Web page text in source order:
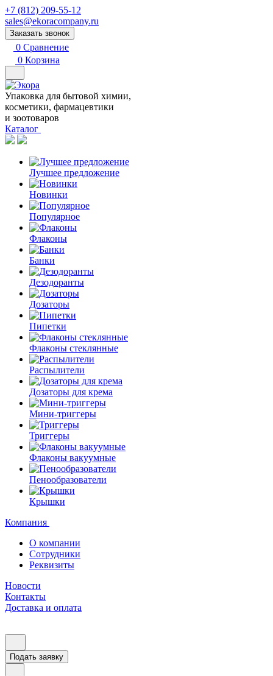
+7 (812) 209-55-12
sales@ekoracompany.ru
Заказать звонок
0 Сравнение
0 Корзина
Упаковка для бытовой химии,
косметики, фармацевтики
и зоотоваров
Каталог
Лучшее предложение
Новинки
Популярное
Флаконы
Банки
Дезодоранты
Дозаторы
Пипетки
Флаконы стеклянные
Распылители
Дозаторы для крема
Мини-триггеры
Триггеры
Флаконы вакуумные
Пенообразователи
Крышки
Компания
О компании
Сотрудники
Реквизиты
Новости
Контакты
Доставка и оплата
Подать заявку